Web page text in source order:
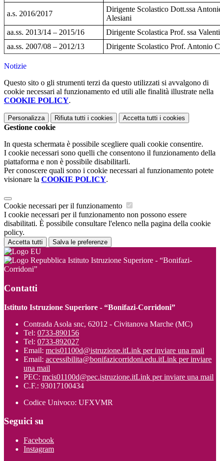
a.s. 2016/2017
Dirigente Scolastico Dott.ssa
Alesiani
aa.ss. 2013/14 – 2015/16
Dirigente Scolastica Prof. ssa
aa.ss. 2007/08 – 2012/13
Dirigente Scolastico Prof. Antonio
Notizie
Questo sito o gli strumenti terzi da questo utilizzati si avvalgono di
cookie necessari al funzionamento ed utili alle finalità illustrate nella
COOKIE POLICY.
Personalizza Rifiuta tutti i cookies Accetta tutti i cookies
Gestione cookie
In questa schermata è possibile scegliere quali cookie consentire.
I cookie necessari sono quelli che consentono il funzionamento della
piattaforma e non è possibile disabilitarli.
Per conoscere quali sono i cookie necessari al funzionamento potete
visionare la COOKIE POLICY.
Cookie necessari per il funzionamento
I cookie necessari per il funzionamento non possono essere
disabilitati. È possibile consultare l'elenco nella pagina della cookie
policy.
Accetta tutti Salva le preferenze
Istituto Istruzione Superiore - “Bonifazi-
Corridoni”
Contatti
Istituto Istruzione Superiore - “Bonifazi-Corridoni”
Contrada Asola snc, 62012 - Civitanova Marche (MC)
Tel: 0733-890156
Tel: 0733-892027
Email: mcis01100d@istruzione.itLink per inviare una mail
Email: accessibilita@bonifazicorridoni.edu.itLink per inviare
una mail
PEC: mcis01100d@pec.istruzione.itLink per inviare una mail
C.F.: 93017100434
Codice Univoco: UFXVMR
Seguici su
Facebook
Instagram